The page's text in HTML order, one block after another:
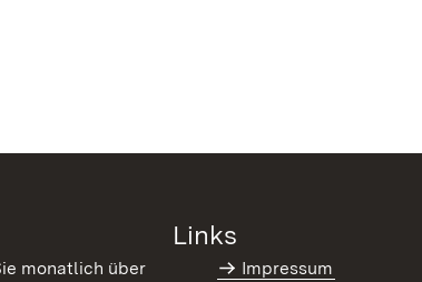
monatlich über
Links
Impressum